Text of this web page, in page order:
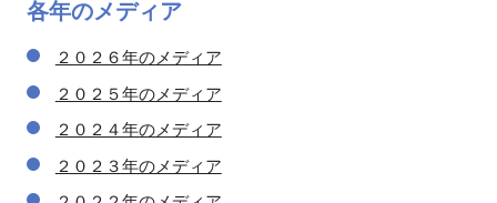
各年のメディア
２０２６年のメディア
２０２５年のメディア
２０２４年のメディア
２０２３年のメディア